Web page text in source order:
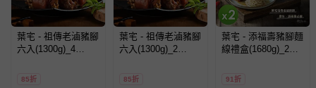
葉宅 - 祖傳老滷豬腳
六入(1300g)_4
85折
葉宅 - 祖傳老滷豬腳
六入(1300g)_2
85折
葉宅 - 添福壽豬腳麵
線禮盒(1680g)_2盒
91折